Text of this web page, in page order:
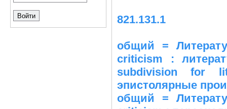
821.131.1
общий =
criticism :
subdivision for
эпистолярные
общий =